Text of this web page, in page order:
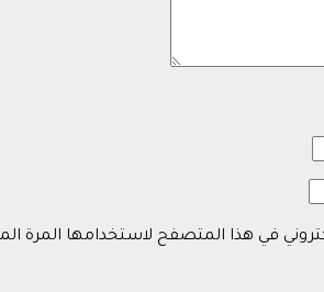
في هذا المتصفح لاستخدامها المرة